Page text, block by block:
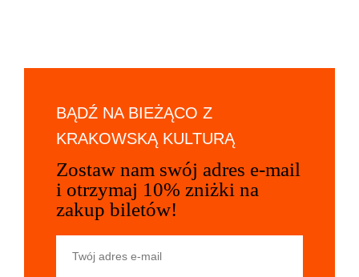
BĄDŹ NA BIEŻĄCO Z
KRAKOWSKĄ KULTURĄ
Zostaw nam swój adres e-mail
i otrzymaj 10% zniżki na
zakup biletów!